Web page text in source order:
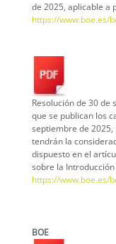
de 2025, aplicable a
https://www.boe.es/
Resolución de 30 de
que se publican los
septiembre de 2025,
tendrán la
dispuesto en el
sobre la
https://www.boe.es/
BOE